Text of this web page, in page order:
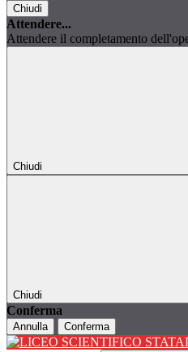
Chiudi
Attendere...
Attendere il completamento
Chiudi
Chiudi
Conferma
Annulla Conferma